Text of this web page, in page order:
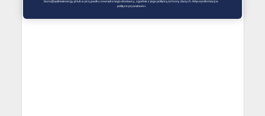
biuro@optimalenergy.pl lub w przypadku zewnętrznego dostawcy, zgodnie z jego polityką ochrony danych. Więcej informacji w
polityce prywatności